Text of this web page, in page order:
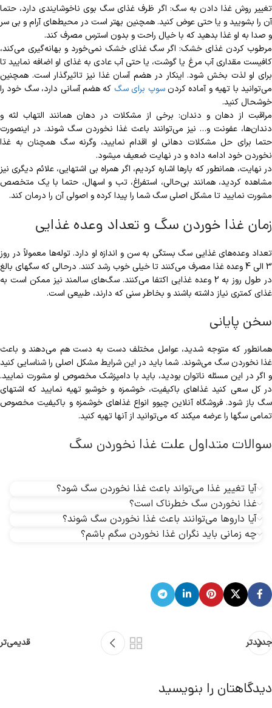
تغییر روش‌ غذا دادن به سگ: اگر ظرف غذای سگ بوی ناخوشایندی دارد، حتما
آن را بشویید و یا حتی عوض کنید. همچنین بهتر است در محیط‏‌های آرام و بی سر
و صدا به او غذا بدهید که با خیال راحت و بدون استرس مصرف کند.
مرطوب کردن غذای خشک: اگر سگ غذای خشک نمی‌‎خورد و بهانه‎‌‌گیری می‏‌کند،
کافیست مقداری آب مرغ یا گوشت، یا حتی آب عادی به غذای او اضافه نمایید تا
برای او لذت بخش شود. این‎کار در هضم آسان غذا نیز تاثیرگذار است. همچنین
می‌توانید با تهیه و آماده کردنسوپ برای سگ که هضم آسانی دارد، سگ خود را
خوشحال کنید.
مراقبت از دهان و دندان: برخی از مشکلات در دهان همانند التهاب لثه و
دندان‌ها، عفونت و… نیز می‎‌‌توانند باعث غذا نخوردن سگ شوند. در اینصورت
حتما برای حل مشکلات دهانی او اقدام نمایید، وگرنه سگ همچنان به غذا
نخوردن خود ادامه داده و در نهایت ضعیف می‎شود.
در نهایت، همانطور که بارها اشاره کردیم، اگر همراه بی اشتهایی، علائم دیگری نیز
مشاهده کردید، همانند بی‌حالی، استفراغ، تب و اسهال، حتما با یک متخصص
مشورت نمایید تا مشکل اصلی سگ شما را پیدا کرده و اصولی آن را درمان کند.
زمان غذا خوردن سگ و تعداد وعده غذایی
تعداد وعده‌های غذایی سگ بستگی به سن و اندازه او دارد. توله‌ها معمولاً در روز
3 الی 4 وعده غذا مصرف می‎‌‌کنند تا خیلی خوب رشد کنند. درحالی که سگ‎های بالغ
در طول روز به 2 وعده غذایی اکتفا می‎‌‌کنند. سگ‌های سالمند نیز ممکن است به
غذای کمتری نیاز داشته باشند و بخاطر سنی که دارند، طبیعی است.
سخن پایانی
همانطور که متوجه شدید، عوامل مختلف دست به دست هم می‌‏دهند و باعث
غذا نخوردن سگ می‌‎شوند. شما باید در این شرایط مشکل اصلی را شناسایی کنید
و اگر در این مسئله ناتوان بودید، باید با دامپزشک مخصوص او مشورت نمایید.
در کل سعی کنید غذاهای باکیفیت، خوشمزه و خوشبو تهیه نمایید که اشتهای
سگ باز شود. فروشگاه آنلاین چیوو انواع غذاهای خوشمزه و باکیفیت مخصوص
تمامی سگ‎ها را عرضه می‎کند که می‌‏توانید از آن‏ها تهیه کنید.
سوالات متداول علت غذا نخوردن سگ
آیا تغییر غذا می‌تواند باعث غذا نخوردن سگ شود؟
غذا نخوردن سگ خطرناک است؟
آیا داروها می‌توانند باعث غذا نخوردن سگ شوند؟
چه زمانی باید نگران غذا نخوردن سگم باشم؟
جدیدتر قدیمی‌تر
دیدگاهتان را بنویسید